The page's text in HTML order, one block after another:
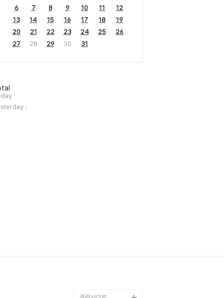
6
7 8 9 10 11
12
13
14 15 16 17 18
19
20
21 22 23 24 25
26
27
28 29 30 31
:
: